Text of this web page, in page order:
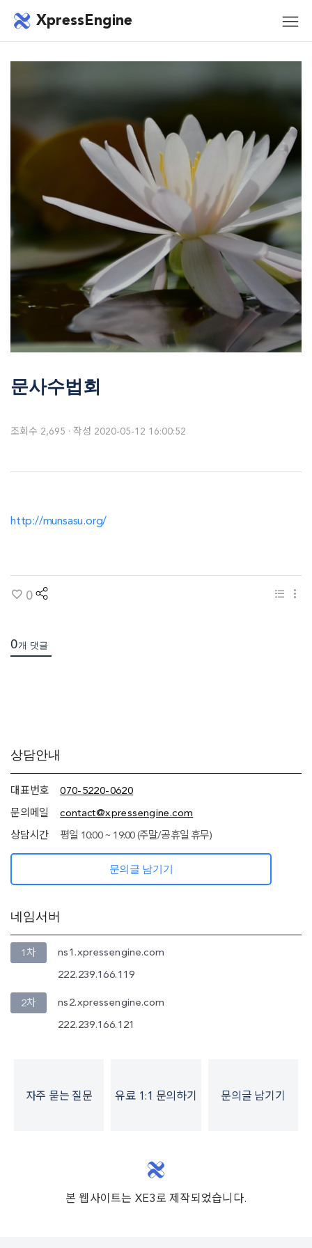
XpressEngine
모바
문사수법회
조회수 2,695 작성 2020-05-12 16:00:52
http://munsasu.org/
0 share
목록
0개 댓글
추가
정보
네임서버
정보)
상담안내
대표번호 070-5220-0620
문의메일 contact@xpressengine.com
상담시간 평일 10:00 ~ 19:00 (주말/공휴일 휴무)
문의글 남기기
네임서버
1차 ns1.xpressengine.com
222.239.166.119
2차 ns2.xpressengine.com
222.239.166.121
자주 묻는 질문 유료 1:1 문의하기 문의글 남기기
본 웹사이트는 XE3로 제작되었습니다.